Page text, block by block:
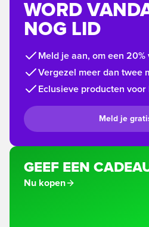
WORD
NOG LID
Meld je aan, om een
Vergezel meer dan twee
Eclusieve producten voor
Meld je
GEEF EEN
Nu kopen